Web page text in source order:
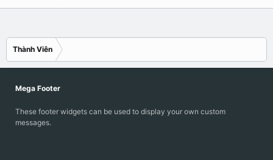
Thành Viên
Mega Footer
These footer widgets can be used to display your own custom
messages.